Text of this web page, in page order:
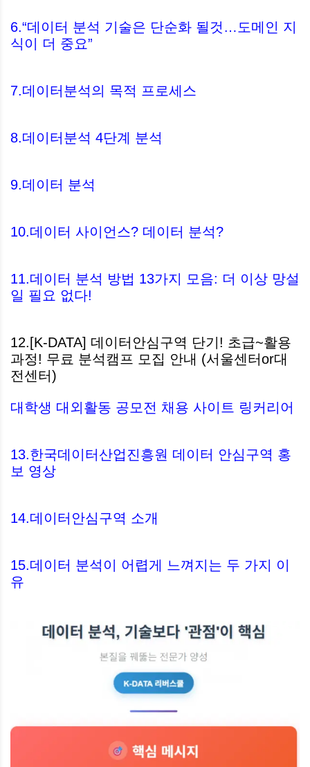
6.“데이터 분석 기술은 단순화 될것…도메인 지
식이 더 중요”
7.데이터분석의 목적 프로세스
8.데이터분석 4단계 분석
9.데이터 분석
10.데이터 사이언스? 데이터 분석?
11.데이터 분석 방법 13가지 모음: 더 이상 망설
일 필요 없다!
12.[K-DATA] 데이터안심구역 단기! 초급~활용
과정! 무료 분석캠프 모집 안내 (서울센터or대
전센터)
대학생 대외활동 공모전 채용 사이트 링커리어
13.한국데이터산업진흥원 데이터 안심구역 홍
보 영상
14.데이터안심구역 소개
15.데이터 분석이 어렵게 느껴지는 두 가지 이
유